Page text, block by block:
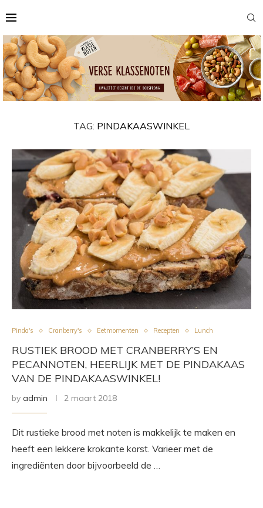
TAG: PINDAKAASWINKEL
Pinda's Cranberry's Eetmomenten Recepten Lunch
RUSTIEK BROOD MET CRANBERRY’S EN
PECANNOTEN, HEERLIJK MET DE PINDAKAAS
VAN DE PINDAKAASWINKEL!
by admin 2 maart 2018
Dit rustieke brood met noten is makkelijk te maken en
heeft een lekkere krokante korst. Varieer met de
ingrediënten door bijvoorbeeld de …